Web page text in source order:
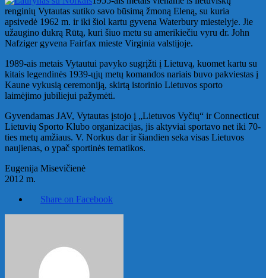
renginių Vytautas sutiko savo būsimą žmoną Eleną, su kuria
apsivedė 1962 m. ir iki šiol kartu gyvena Waterbury miestelyje. Jie
užaugino dukrą Rūtą, kuri šiuo metu su amerikiečiu vyru dr. John
Nafziger gyvena Fairfax mieste Virginia valstijoje.
1989-ais metais Vytautui pavyko sugrįžti į Lietuvą, kuomet kartu su
kitais legendinės 1939-ųjų metų komandos nariais buvo pakviestas į
Kaune vykusią ceremoniją, skirtą istorinio Lietuvos sporto
laimėjimo jubiliejui pažymėti.
Gyvendamas JAV, Vytautas įstojo į „Lietuvos Vyčių“ ir Connecticut
Lietuvių Sporto Klubo organizacijas, jis aktyviai sportavo net iki 70-
ties metų amžiaus. V. Norkus dar ir šiandien seka visas Lietuvos
naujienas, o ypač sportinės tematikos.
Eugenija Misevičienė
2012 m.
Share on Facebook